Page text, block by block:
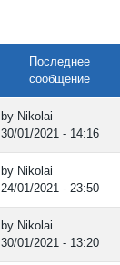
Последнее
сообщение
by Nikolai
30/01/2021 - 14:16
by Nikolai
24/01/2021 - 23:50
by Nikolai
30/01/2021 - 13:20